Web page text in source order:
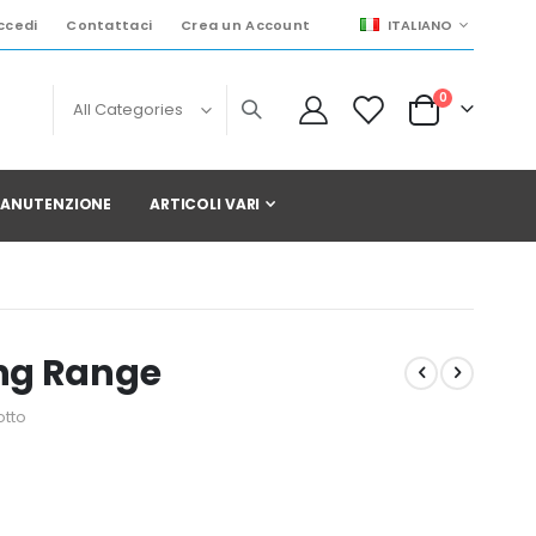
Contattaci Crea un Account LINGUAITALIANO
Cart
0elementi
ARTICOLI VARI
Range